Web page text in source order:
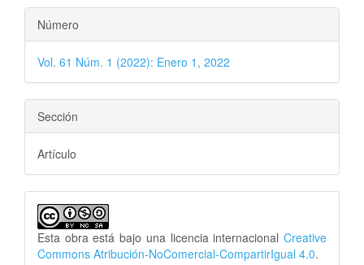
Número
Vol. 61 Núm. 1 (2022): Enero 1, 2022
Sección
Artículo
Esta obra está bajo una licencia internacional Creative
Commons Atribución-NoComercial-CompartirIgual 4.0.